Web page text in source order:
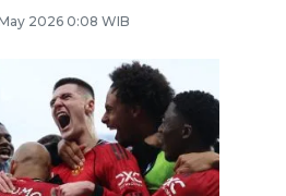
2026 0:08 WIB